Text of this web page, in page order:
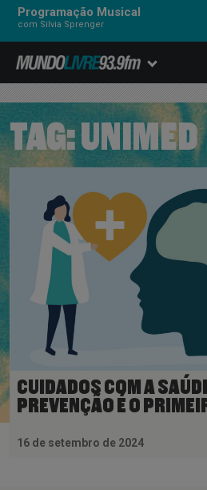
Programação Musical
com Silvia Sprenger
TAG:UNIMED
CUIDADOS COM A
PREVENÇÃO É O
16 de setembro de 2024